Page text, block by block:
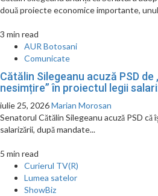
două proiecte economice importante,
3 min read
AUR Botosani
Comunicate
Cătălin Silegeanu acuză PSD
nesimțire” în proiectul legii
iulie 25, 2026Marian Morosan
Senatorul Cătălin Silegeanu acuză PSD
salarizării, după mandate...
5 min read
Curierul TV(R)
Lumea satelor
ShowBiz